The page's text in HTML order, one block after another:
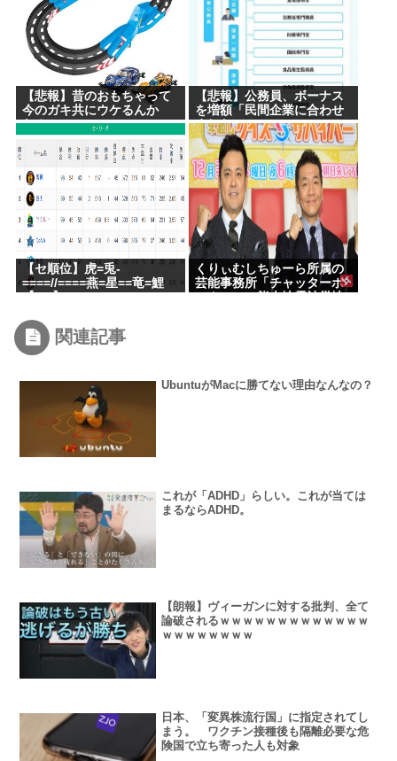
【悲報】昔のおもちゃって
今のガキ共にウケるんか
な？
【悲報】公務員、ボーナス
を増額「民間企業に合わせ
ました」
【セ順位】虎=兎-
====//====燕=星==竜=鯉
くりぃむしちゅーら所属の
芸能事務所「チャッターボ
関連記事
UbuntuがMacに勝てない理由なんなの？
これが「ADHD」らしい。これが当ては
まるならADHD。
【朗報】ヴィーガンに対する批判、全て
論破されるｗｗｗｗｗｗｗｗｗｗｗｗｗ
ｗｗｗｗｗｗｗｗ
日本、「変異株流行国」に指定されてし
まう。 ワクチン接種後も隔離必要な危
険国で立ち寄った人も対象